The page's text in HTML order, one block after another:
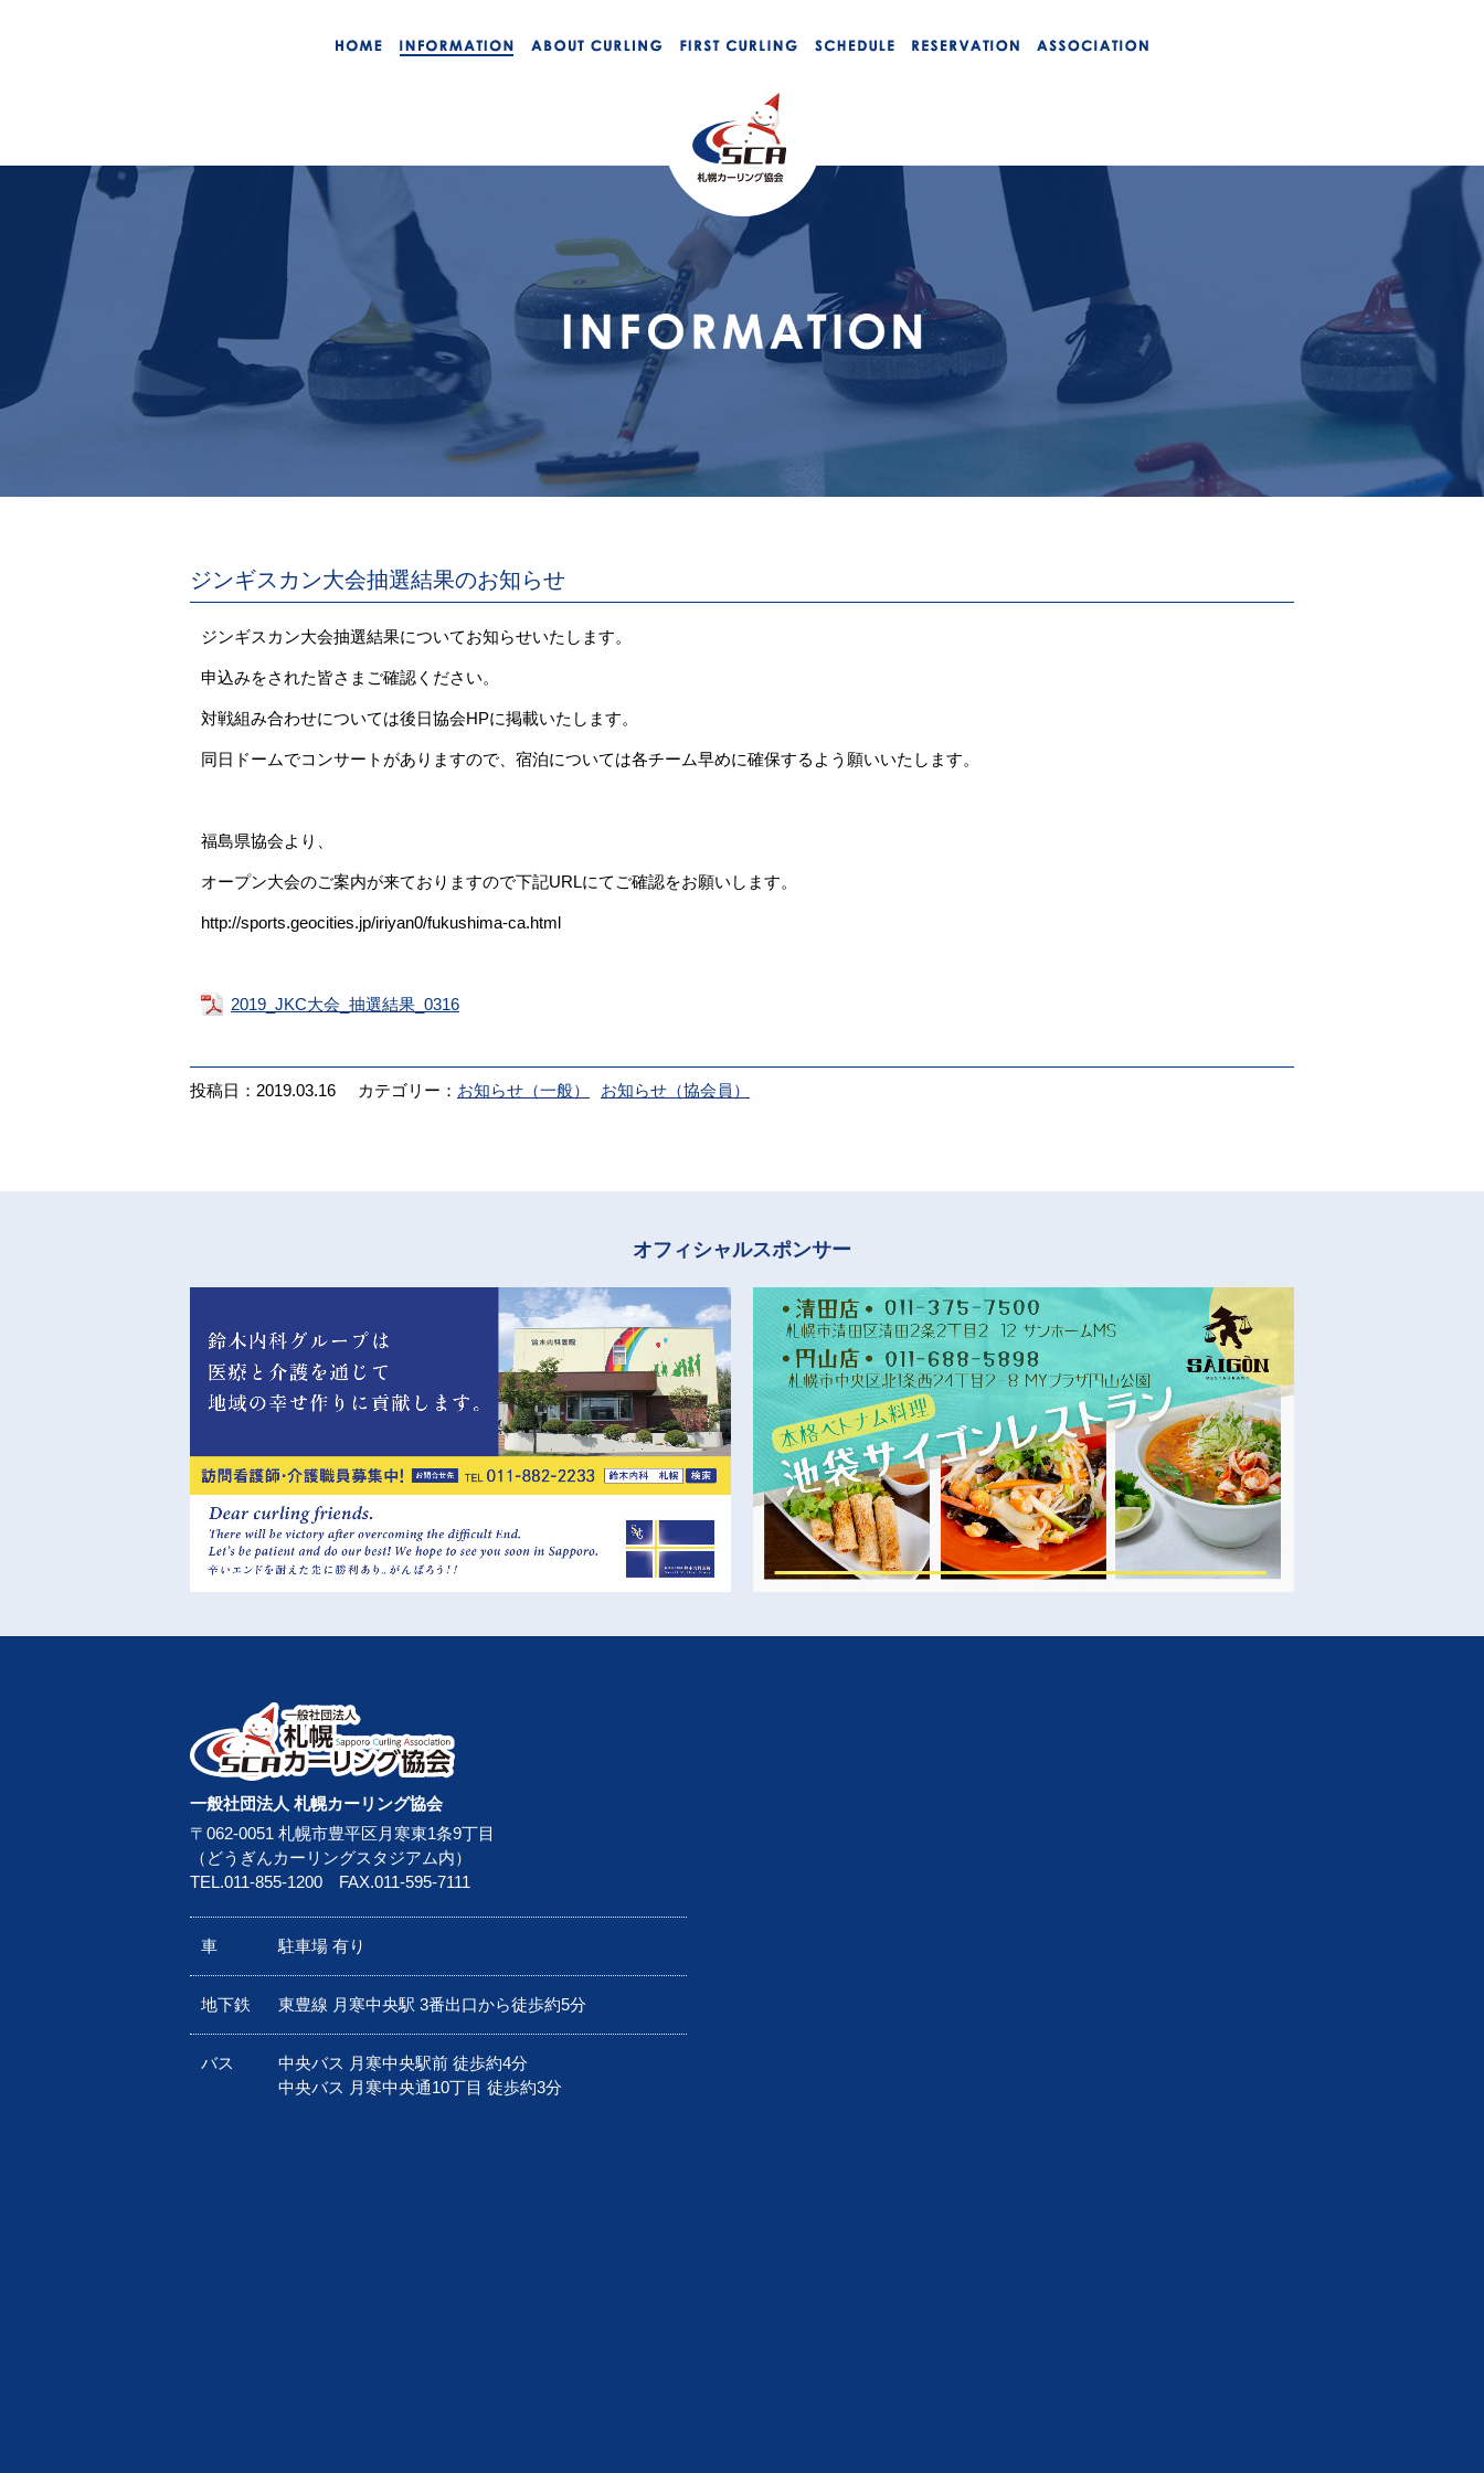
ジンギスカン大会抽選結果のお知らせ
ジンギスカン大会抽選結果についてお知らせいたします。
申込みをされた皆さまご確認ください。
対戦組み合わせについては後日協会HPに掲載いたします。
同日ドームでコンサートがありますので、宿泊については各チーム早めに確保するよう願いいたします。
福島県協会より、
オープン大会のご案内が来ておりますので下記URLにてご確認をお願いします。
http://sports.geocities.jp/iriyan0/fukushima-ca.html
2019_JKC大会_抽選結果_0316
投稿日：2019.03.16 カテゴリー： お知らせ（一般） お知らせ（協会員）
オフィシャルスポンサー
一般社団法人 札幌カーリング協会
〒062-0051 札幌市豊平区月寒東1条9丁目
（どうぎんカーリングスタジアム内）
TEL.011-855-1200 FAX.011-595-7111
車 駐車場 有り
地下鉄 東豊線 月寒中央駅 3番出口から徒歩約5分
バス
中央バス 月寒中央駅前 徒歩約4分
中央バス 月寒中央通10丁目 徒歩約3分